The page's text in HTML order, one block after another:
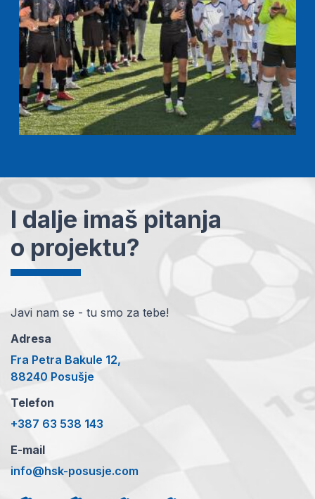
I dalje imaš pitanja
o projektu?
Javi nam se - tu smo za tebe!
Adresa
Fra Petra Bakule 12,
88240 Posušje
Telefon
+387 63 538 143
E-mail
info@hsk-posusje.com